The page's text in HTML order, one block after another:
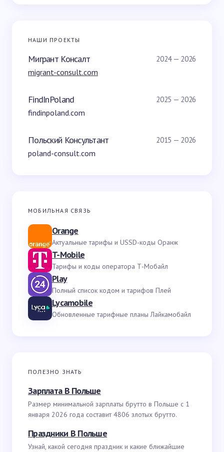
НАШИ ПРОЕКТЫ
Мигрант Консалт 2024 — 2026
migrant-consult.com
FindInPoland 2025 — 2026
findinpoland.com
Польский Консультант 2015 — 2026
poland-consult.com
МОБИЛЬНАЯ СВЯЗЬ
Orange
Актуальные тарифы и USSD-коды Оранж
T-Mobile
Тарифы и коды оператора Т-Мобайл
Play
Полный список кодом и тарифов Плей
Lycamobile
Обновленные тарифные планы Лайкамобайл
ПОЛЕЗНО ЗНАТЬ
Зарплата В Польше
Размер минимальной зарплаты брутто в Польше с 1
января 2026 года составит 4806 злотых брутто.
Праздники В Польше
Узнай, какой сегодня праздник и какие ближайшие